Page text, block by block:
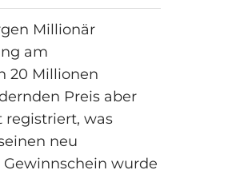
Millionär
am
20 Millionen
Preis aber
registriert, was
neu
wurde